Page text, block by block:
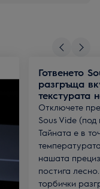
Готвенето
разгръща
текстурата
Отключете
Sous Vide
Тайната е в
нашата
постига
торбички